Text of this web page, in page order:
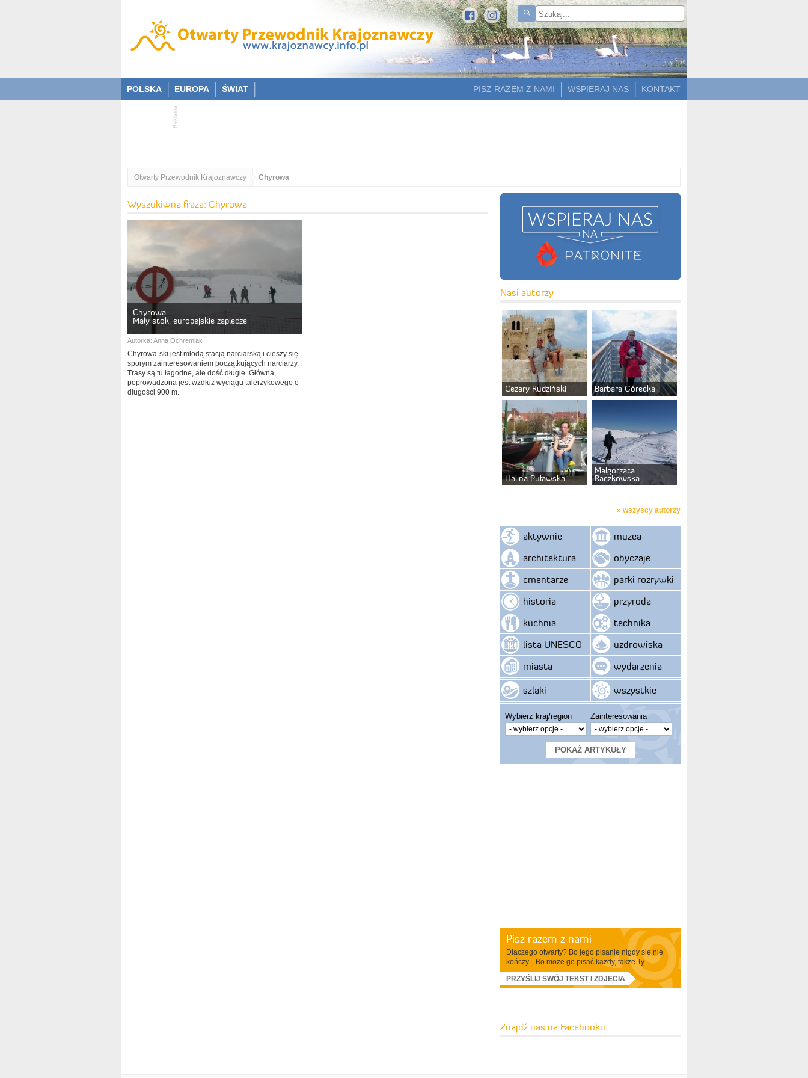
POLSKA EUROPA ŚWIAT KONTAKT
WSPIERAJ NAS
PISZ RAZEM Z NAMI
Otwarty Przewodnik Krajoznawczy Chyrowa
Wyszukiwna fraza: Chyrowa
Chyrowa
Mały stok, europejskie zaplecze
Autorka: Anna Ochremiak
Chyrowa-ski jest młodą stacją narciarską i cieszy się
sporym zainteresowaniem początkujących narciarzy.
Trasy są tu łagodne, ale dość długie. Główna,
poprowadzona jest wzdłuż wyciągu talerzykowego o
długości 900 m.
Nasi autorzy
Cezary Rudziński Barbara Górecka
Halina Puławska
Małgorzata
Raczkowska
» wszyscy autorzy
aktywnie
architektura
cmentarze
historia
kuchnia
lista UNESCO
miasta
szlaki
muzea
obyczaje
parki rozrywki
przyroda
technika
uzdrowiska
wydarzenia
wszystkie
Wybierz kraj/region Zainteresowania
Pisz razem z nami
Dlaczego otwarty? Bo jego pisanie nigdy się nie
kończy... Bo może go pisać każdy, także Ty...
PRZYŚLIJ SWÓJ TEKST I ZDJĘCIA
Znajdź nas na Facebooku